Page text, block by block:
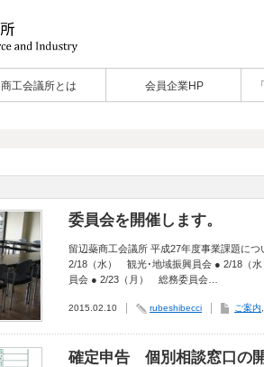
商工会議所とは 会員企業HP
委員会を開催します。
留辺蘂商工会議所 平成27年度事業課題に
2/18（水） 観光･地域振興員会 ● 2/18（
員会 ● 2/23（月） 総務委員会…
2015.02.10 rubeshibecci ご案内
確定申告 個別相談窓口の